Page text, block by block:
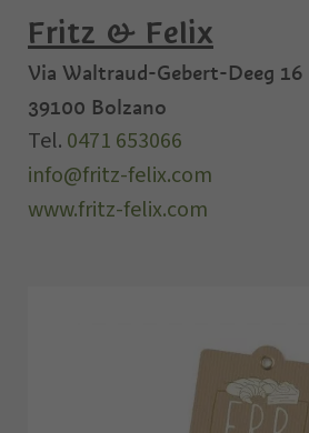
Fritz & Felix
Via Waltraud-Gebert-Deeg 16
39100 Bolzano
Tel. 0471 653066
info@fritz-felix.com
www.fritz-felix.com